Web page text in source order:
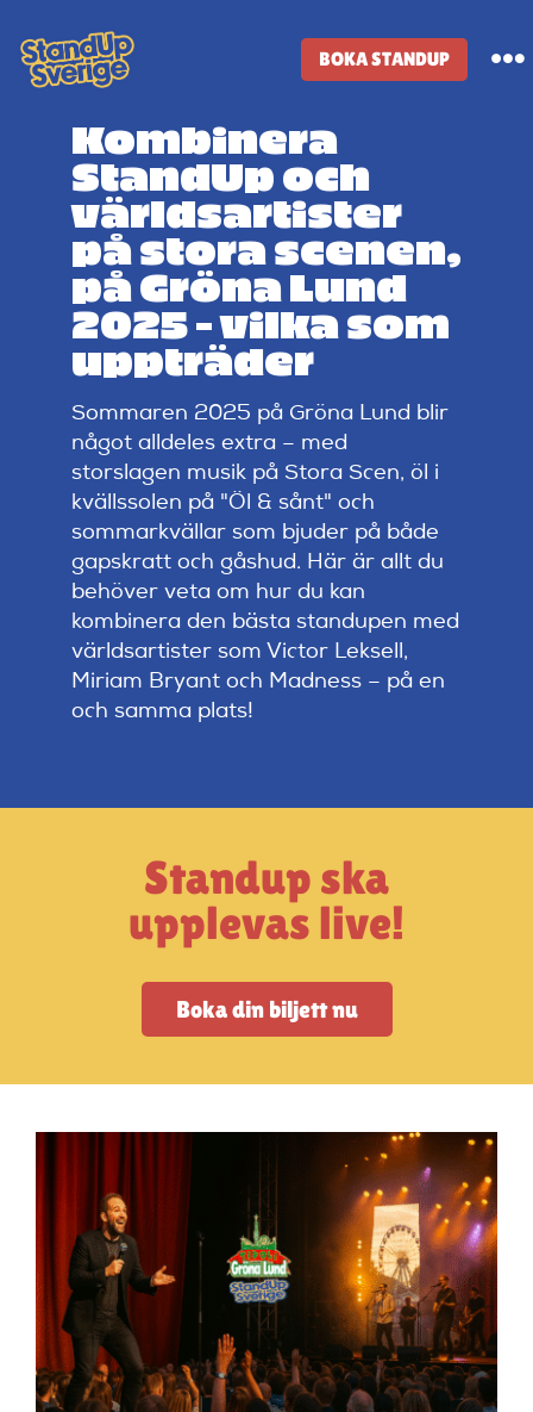
to
content
BOKA STANDUP
Standup-butik
Komiker
Lineup
Klubbar
Artiklar
StandUpSverige PODDEN
Om oss
Vanliga frågor
Mitt konto
Kombinera
StandUp och
världsartister
på stora scenen,
på Gröna Lund
2025 – vilka som
uppträder
Sommaren 2025 på Gröna Lund blir
något alldeles extra – med
storslagen musik på Stora Scen, öl i
kvällssolen på "Öl & sånt" och
sommarkvällar som bjuder på både
gapskratt och gåshud. Här är allt du
behöver veta om hur du kan
kombinera den bästa standupen med
världsartister som Victor Leksell,
Miriam Bryant och Madness – på en
och samma plats!
Standup ska
upplevas live!
Boka din biljett nu